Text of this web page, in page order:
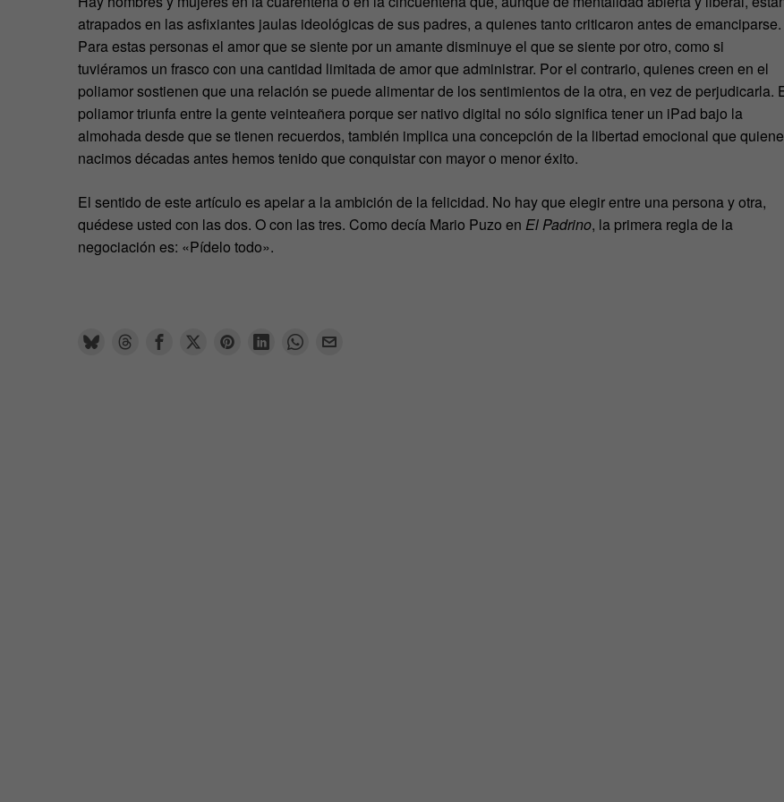
atrapados en las asfixiantes jaulas ideológicas de sus padres, a quienes tanto criticaron antes de emanciparse.
Para estas personas el amor que se siente por un amante disminuye el que se siente por otro, como si
tuviéramos un frasco con una cantidad limitada de amor que administrar. Por el contrario, quienes creen en el
poliamor sostienen que una relación se puede alimentar de los sentimientos de la otra, en vez de perjudicarla.
poliamor triunfa entre la gente veinteañera porque ser nativo digital no sólo significa tener un iPad bajo la
almohada desde que se tienen recuerdos, también implica una concepción de la libertad emocional que
nacimos décadas antes hemos tenido que conquistar con mayor o menor éxito.
El sentido de este artículo es apelar a la ambición de la felicidad. No hay que elegir entre una persona y otra,
quédese usted con las dos. O con las tres. Como decía Mario Puzo en El Padrino, la primera regla de la
negociación es: «Pídelo todo».